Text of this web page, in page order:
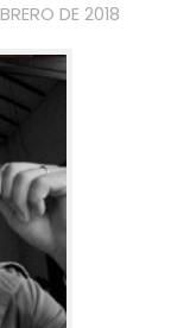
DE 2018